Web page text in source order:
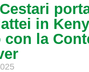
in
con la